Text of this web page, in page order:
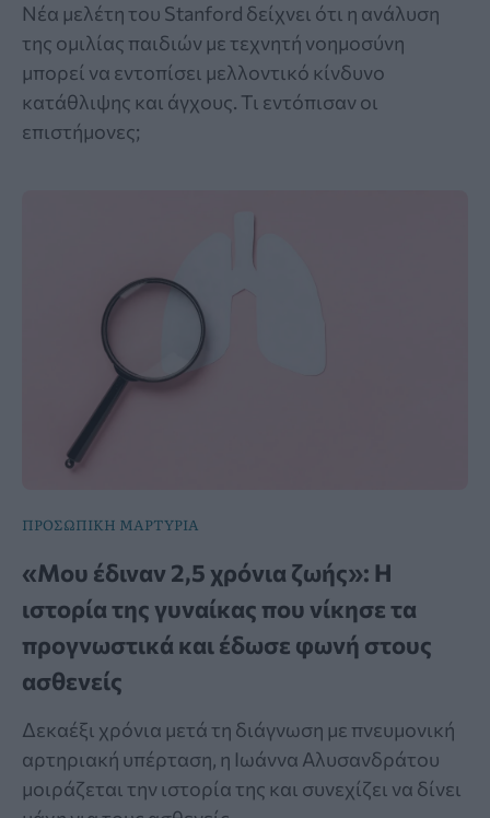
Νέα μελέτη του Stanford δείχνει ότι η ανάλυση
της ομιλίας παιδιών με τεχνητή νοημοσύνη
μπορεί να εντοπίσει μελλοντικό κίνδυνο
κατάθλιψης και άγχους. Τι εντόπισαν οι
επιστήμονες;
ΠΡΟΣΩΠΙΚΗ ΜΑΡΤΥΡΙΑ
«Μου έδιναν 2,5 χρόνια ζωής»: Η
ιστορία της γυναίκας που νίκησε τα
προγνωστικά και έδωσε φωνή στους
ασθενείς
Δεκαέξι χρόνια μετά τη διάγνωση με πνευμονική
αρτηριακή υπέρταση, η Ιωάννα Αλυσανδράτου
μοιράζεται την ιστορία της και συνεχίζει να δίνει